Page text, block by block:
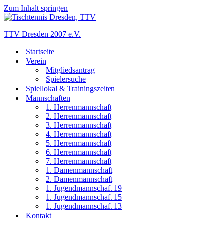
Zum Inhalt springen
TTV Dresden 2007 e.V.
Startseite
Verein
Mitgliedsantrag
Spielersuche
Spiellokal & Trainingszeiten
Mannschaften
1. Herrenmannschaft
2. Herrenmannschaft
3. Herrenmannschaft
4. Herrenmannschaft
5. Herrenmannschaft
6. Herrenmannschaft
7. Herrenmannschaft
1. Damenmannschaft
2. Damenmannschaft
1. Jugendmannschaft 19
1. Jugendmannschaft 15
1. Jugendmannschaft 13
Kontakt